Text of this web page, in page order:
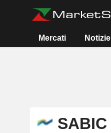
Mercati Notizie
SABIC